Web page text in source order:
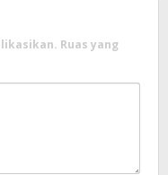
Ruas yang